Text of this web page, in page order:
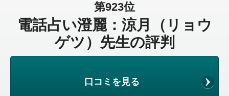
第923位
電話占い澄麗：涼月（リョウ
ゲツ）先生の評判
口コミを見る